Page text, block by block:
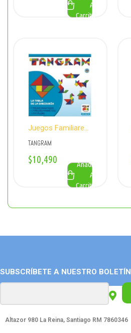
Al
Carrito
Juegos Familiares
y Educativos
TANGRAM
$10,490
Añadir
Al
Carrito
SUBSCRÍBETE A NUESTRO BOLETÍN
Altazor 980 La Reina, Santiago RM 7860346